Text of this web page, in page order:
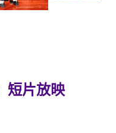
短片放映